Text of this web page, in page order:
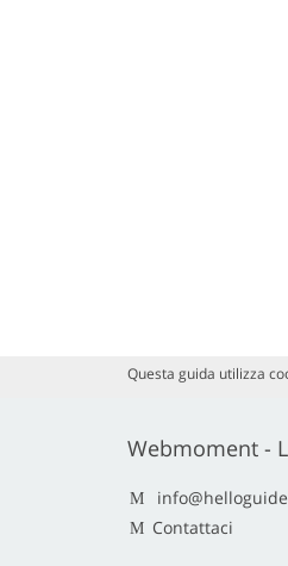
Questa guida utilizza
Webmoment -
Contattaci